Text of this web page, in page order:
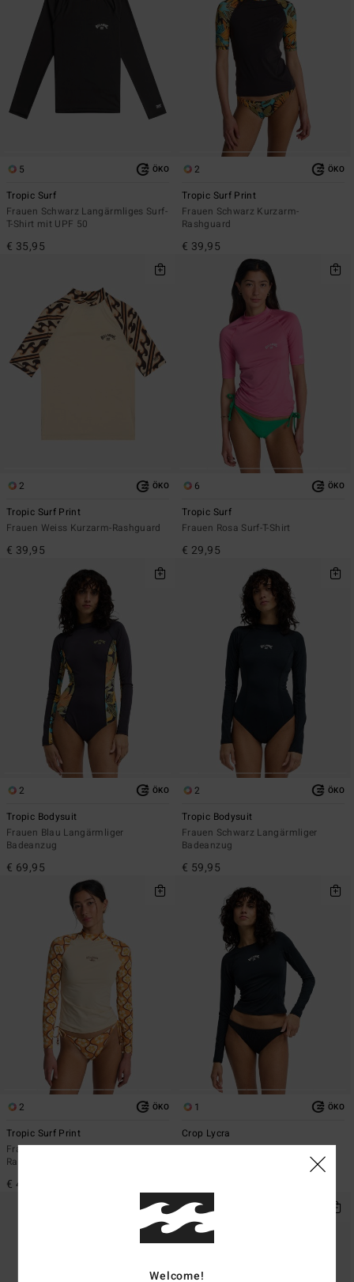
5 ÖKO
Tropic Surf
Frauen Schwarz Langärmliges Surf-
T-Shirt mit UPF 50
€ 35,95
2 ÖKO
Tropic Surf Print
Frauen Schwarz Kurzarm-
Rashguard
€ 39,95
2 ÖKO
Tropic Surf Print
Frauen Weiss Kurzarm-Rashguard
€ 39,95
6 ÖKO
Tropic Surf
Frauen Rosa Surf-T-Shirt
€ 29,95
2 ÖKO
Tropic Bodysuit
Frauen Blau Langärmliger
Badeanzug
€ 69,95
2 ÖKO
Tropic Bodysuit
Frauen Schwarz Langärmliger
Badeanzug
€ 59,95
2 ÖKO
Tropic Surf Print
Frauen Weiss Langärmliger
Rashguard
€ 45,95
1 ÖKO
Crop Lycra
Frauen Schwarz Langärmliger,
Welcome!